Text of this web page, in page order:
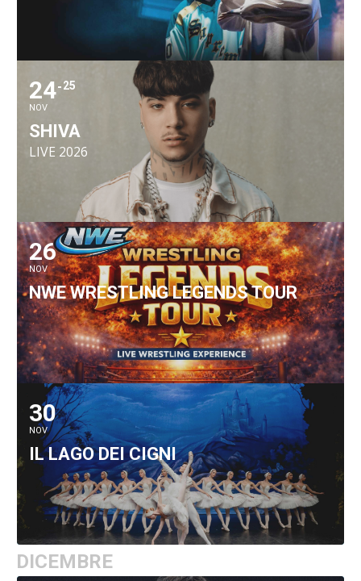
24
NOV
25
SHIVA
LIVE 2026
26
NOV
NWE WRESTLING LEGENDS TOUR
30
NOV
IL LAGO DEI CIGNI
DICEMBRE